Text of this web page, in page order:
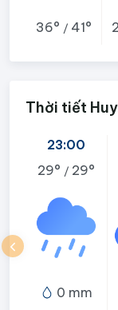
36° / 41°
Thời tiết
23:00
29° / 29°
0 mm